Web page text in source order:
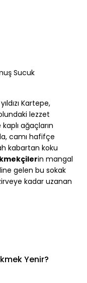
Sucuk
Kartepe,
lezzet
ağaçların
camı hafifçe
kabartan koku
in mangal
gelen bu sokak
kadar uzanan
Yenir?